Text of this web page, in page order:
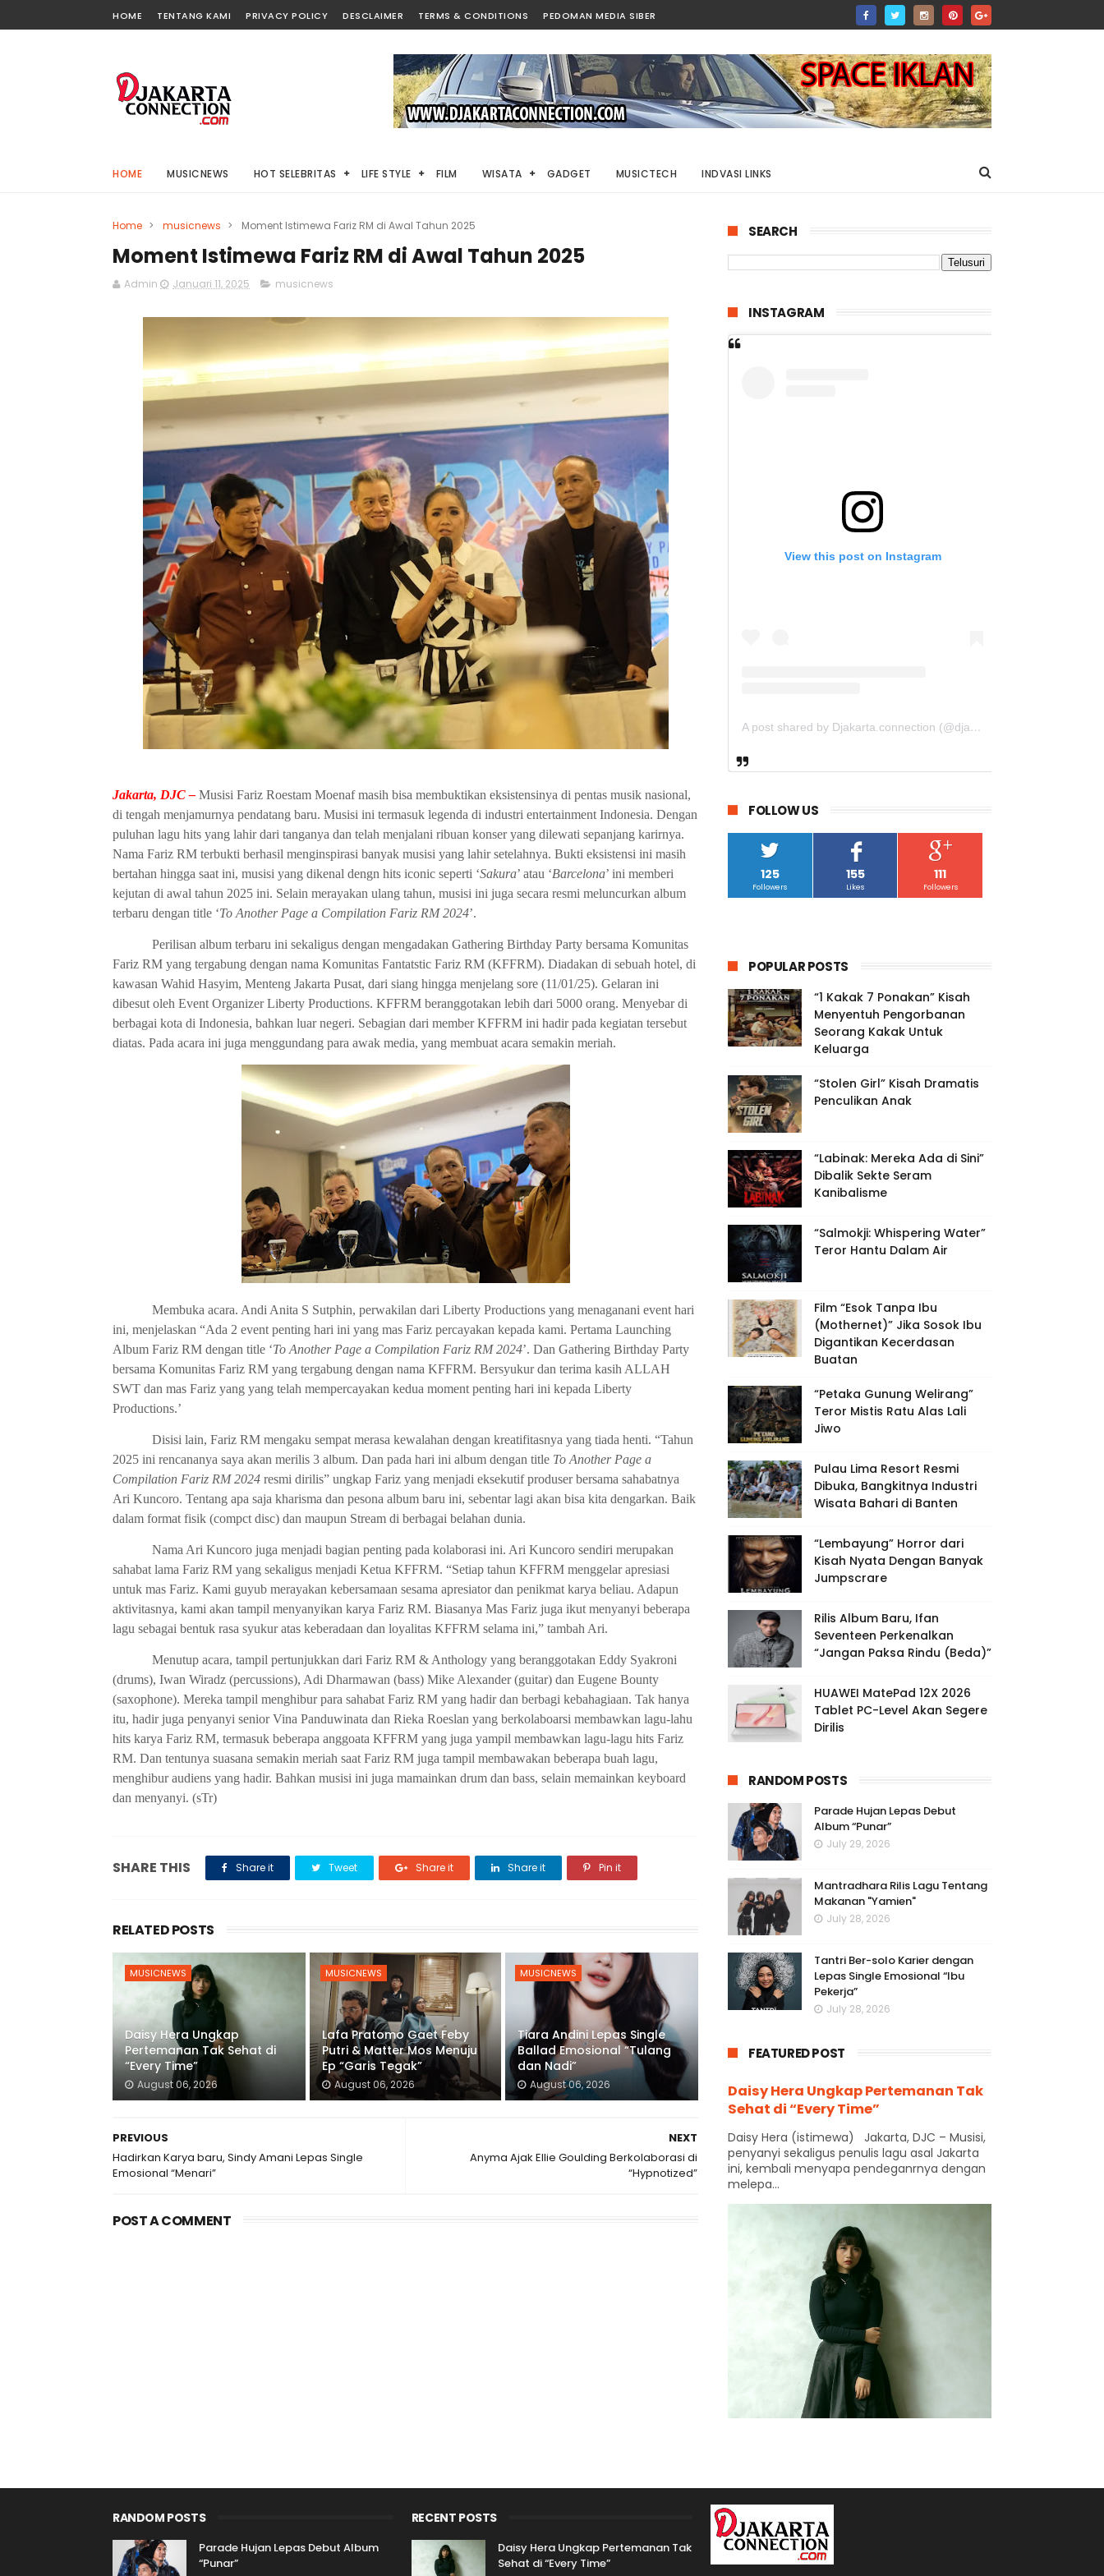
HOME TENTANG KAMI PRIVACY POLICY DESCLAIMER TERMS & CONDITIONS PEDOMAN MEDIA SIBER
HOME MUSICNEWS HOT SELEBRITAS LIFE STYLE FILM WISATA GADGET MUSICTECH INDVASI LINKS
Home > musicnews > Moment Istimewa Fariz RM di Awal Tahun 2025
Moment Istimewa Fariz RM di Awal Tahun 2025
Admin Januari 11, 2025 musicnews
Jakarta, DJC – Musisi Fariz Roestam Moenaf masih bisa membuktikan eksistensinya di pentas musik nasional,
di tengah menjamurnya pendatang baru. Musisi ini termasuk legenda di industri entertainment Indonesia. Dengan
puluhan lagu hits yang lahir dari tanganya dan telah menjalani ribuan konser yang dilewati sepanjang karirnya.
Nama Fariz RM terbukti berhasil menginspirasi banyak musisi yang lahir setelahnya. Bukti eksistensi ini masih
bertahan hingga saat ini, musisi yang dikenal dengn hits iconic seperti ‘Sakura’ atau ‘Barcelona’ ini memberi
kejutan di awal tahun 2025 ini. Selain merayakan ulang tahun, musisi ini juga secara resmi meluncurkan album
terbaru dengan title ‘To Another Page a Compilation Fariz RM 2024’.
Perilisan album terbaru ini sekaligus dengan mengadakan Gathering Birthday Party bersama Komunitas
Fariz RM yang tergabung dengan nama Komunitas Fantatstic Fariz RM (KFFRM). Diadakan di sebuah hotel, di
kawasan Wahid Hasyim, Menteng Jakarta Pusat, dari siang hingga menjelang sore (11/01/25). Gelaran ini
dibesut oleh Event Organizer Liberty Productions. KFFRM beranggotakan lebih dari 5000 orang. Menyebar di
berbagai kota di Indonesia, bahkan luar negeri. Sebagian dari member KFFRM ini hadir pada kegiatan tersebut
diatas. Pada acara ini juga menggundang para awak media, yang membuat acara semakin meriah.
Membuka acara. Andi Anita S Sutphin, perwakilan dari Liberty Productions yang menaganani event hari
ini, menjelaskan “Ada 2 event penting hari ini yang mas Fariz percayakan kepada kami. Pertama Launching
Album Fariz RM dengan title ‘To Another Page a Compilation Fariz RM 2024’. Dan Gathering Birthday Party
bersama Komunitas Fariz RM yang tergabung dengan nama KFFRM. Bersyukur dan terima kasih ALLAH
SWT dan mas Fariz yang yang telah mempercayakan kedua moment penting hari ini kepada Liberty
Productions.’
Disisi lain, Fariz RM mengaku sempat merasa kewalahan dengan kreatifitasnya yang tiada henti. “Tahun
2025 ini rencananya saya akan merilis 3 album. Dan pada hari ini album dengan title To Another Page a
Compilation Fariz RM 2024 resmi dirilis” ungkap Fariz yang menjadi eksekutif produser bersama sahabatnya
Ari Kuncoro. Tentang apa saja kharisma dan pesona album baru ini, sebentar lagi akan bisa kita dengarkan. Baik
dalam format fisik (compct disc) dan maupun Stream di berbagai belahan dunia.
Nama Ari Kuncoro juga menjadi bagian penting pada kolaborasi ini. Ari Kuncoro sendiri merupakan
sahabat lama Fariz RM yang sekaligus menjadi Ketua KFFRM. “Setiap tahun KFFRM menggelar apresiasi
untuk mas Fariz. Kami guyub merayakan kebersamaan sesama apresiator dan penikmat karya beliau. Adapun
aktivitasnya, kami akan tampil menyanyikan karya Fariz RM. Biasanya Mas Fariz juga ikut menyanyi beberapa
lagu sebagai bentuk rasa syukur atas keberadaan dan loyalitas KFFRM selama ini,” tambah Ari.
Menutup acara, tampil pertunjukkan dari Fariz RM & Anthology yang beranggotakan Eddy Syakroni
(drums), Iwan Wiradz (percussions), Adi Dharmawan (bass) Mike Alexander (guitar) dan Eugene Bounty
(saxophone). Mereka tampil menghibur para sahabat Fariz RM yang hadir dan berbagi kebahagiaan. Tak hanya
itu, hadir juga penyanyi senior Vina Panduwinata dan Rieka Roeslan yang berkolaboarsi membawkan lagu-lahu
hits karya Fariz RM, termasuk beberapa anggoata KFFRM yang juga yampil membawkan lagu-lagu hits Fariz
RM. Dan tentunya suasana semakin meriah saat Fariz RM juga tampil membawakan beberapa buah lagu,
menghibur audiens yang hadir. Bahkan musisi ini juga mamainkan drum dan bass, selain memainkan keyboard
dan menyanyi. (sTr)
SHARE THIS Share it Tweet Share it Share it Pin it
RELATED POSTS
MUSICNEWS
Daisy Hera Ungkap
Pertemanan Tak Sehat di
“Every Time”
August 06, 2026
MUSICNEWS
Lafa Pratomo Gaet Feby
Putri & Matter Mos Menuju
Ep “Garis Tegak”
August 06, 2026
MUSICNEWS
Tiara Andini Lepas Single
Ballad Emosional “Tulang
dan Nadi”
August 06, 2026
NEXT
Anyma Ajak Ellie Goulding Berkolaborasi di
“Hypnotized”
PREVIOUS
Hadirkan Karya baru, Sindy Amani Lepas Single
Emosional “Menari”
POST A COMMENT
SEARCH
INSTAGRAM
View this post on Instagram
A post shared by Djakarta.connection (@djakarta.connection)
FOLLOW US
125
Followers
155
Likes
111
Followers
POPULAR POSTS
“1 Kakak 7 Ponakan” Kisah
Menyentuh Pengorbanan
Seorang Kakak Untuk
Keluarga
“Stolen Girl” Kisah Dramatis
Penculikan Anak
“Labinak: Mereka Ada di Sini”
Dibalik Sekte Seram
Kanibalisme
“Salmokji: Whispering Water”
Teror Hantu Dalam Air
Film “Esok Tanpa Ibu
(Mothernet)” Jika Sosok Ibu
Digantikan Kecerdasan
Buatan
“Petaka Gunung Welirang”
Teror Mistis Ratu Alas Lali
Jiwo
Pulau Lima Resort Resmi
Dibuka, Bangkitnya Industri
Wisata Bahari di Banten
“Lembayung” Horror dari
Kisah Nyata Dengan Banyak
Jumpscrare
Rilis Album Baru, Ifan
Seventeen Perkenalkan
“Jangan Paksa Rindu (Beda)”
HUAWEI MatePad 12X 2026
Tablet PC-Level Akan Segere
Dirilis
RANDOM POSTS
Parade Hujan Lepas Debut
Album “Punar”
July 29, 2026
Mantradhara Rilis Lagu Tentang
Makanan "Yamien"
July 28, 2026
Tantri Ber-solo Karier dengan
Lepas Single Emosional “Ibu
Pekerja”
July 28, 2026
FEATURED POST
Daisy Hera Ungkap Pertemanan Tak
Sehat di “Every Time”
Daisy Hera (istimewa) Jakarta, DJC – Musisi,
penyanyi sekaligus penulis lagu asal Jakarta
ini, kembali menyapa pendeganrnya dengan
melepa...
RANDOM POSTS
Parade Hujan Lepas Debut Album
“Punar”
RECENT POSTS
Daisy Hera Ungkap Pertemanan Tak
Sehat di “Every Time”